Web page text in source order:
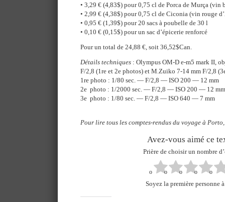
• 3,29 € (4,83$) pour 0,75 cl de Porca de Murça (vin
• 2,99 € (4,38$) pour 0,75 cl de Ciconia (vin rouge
• 0,95 € (1,39$) pour 20 sacs à poubelle de 30 l
• 0,10 € (0,15$) pour un sac d’épicerie renforcé
Pour un total de 24,88 €, soit 36,52$Can.
Détails techniques : Olympus OM-D e-m5 mark II,
F/2,8 (1re et 2e photos) et M.Zuiko 7-14 mm F/2,8
1re photo : 1/80 sec. — F/2,8 — ISO 200 — 12 mm
2e photo : 1/2000 sec. — F/2,8 — ISO 200 — 12 mm
3e photo : 1/80 sec. — F/2,8 — ISO 640 — 7 mm
Pour lire tous les comptes-rendus du voyage à
Avez-vous aimé ce
Prière de choisir un nombre
Soyez la première personne